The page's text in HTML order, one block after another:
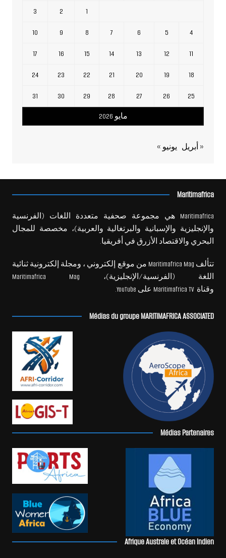
مايو 2026
1
2
3
4
5
6
7
8
9
10
11
12
13
14
15
16
17
18
19
20
21
22
23
24
25
26
27
28
29
30
31
« أبريل يونيو »
Maritimafrica
Maritimafrica هي مجموعة صحفية متعددة اللغات (الفرنسية
والإنجليزية والإسبانية والبرتغالية والعربية)، مخصصة للمجال
البحري والاقتصاد الأزرق في أفريقيا.
تتألف Maritimafrica Mag من موقع إلكتروني ، ومجلة إلكترونية ثنائية
اللغة (الفرنسية/الإنجليزية)، Maritimafrica Mag
وقناة Maritimafrica TV على YouTube.
Médias du groupe MARITIMAFRICA ASSOCIATED
Médias Partenaires
Afrique Australe et Océan Indien